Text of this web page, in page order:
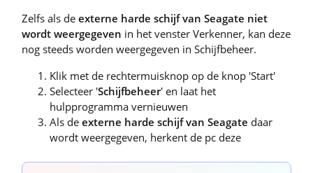
Zelfs als de externe harde schijf van Seagate niet
wordt weergegeven in het venster Verkenner, kan deze
nog steeds worden weergegeven in Schijfbeheer.
Klik met de rechtermuisknop op de knop 'Start'
Selecteer 'Schijfbeheer' en laat het
hulpprogramma vernieuwen
Als de externe harde schijf van Seagate daar
wordt weergegeven, herkent de pc deze